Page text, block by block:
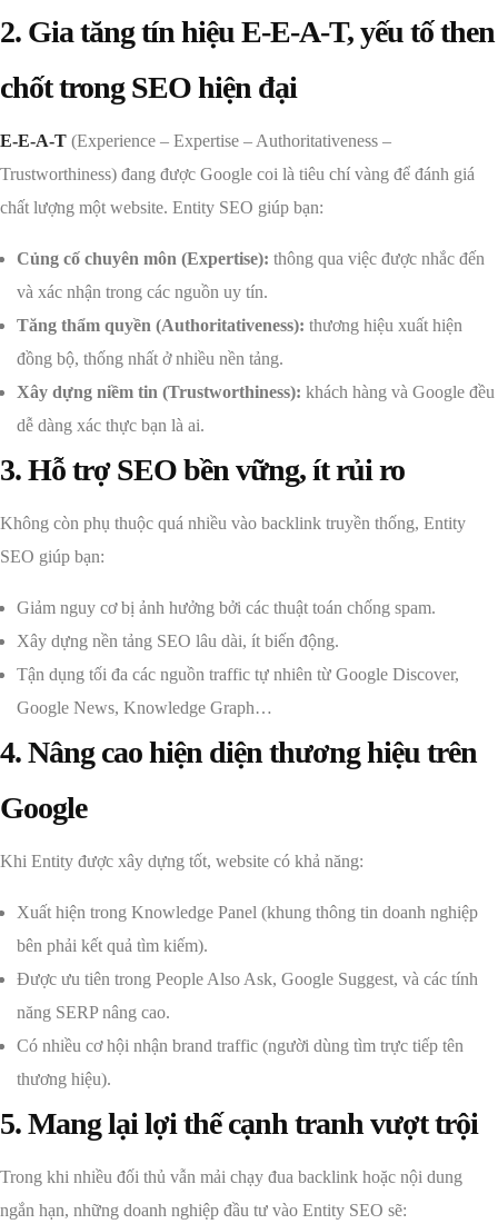
2. Gia tăng tín hiệu E-E-A-T, yếu tố then
chốt trong SEO hiện đại
E-E-A-T (Experience – Expertise – Authoritativeness –
Trustworthiness) đang được Google coi là tiêu chí vàng để đánh giá
chất lượng một website. Entity SEO giúp bạn:
Củng cố chuyên môn (Expertise): thông qua việc được nhắc đến
và xác nhận trong các nguồn uy tín.
Tăng thẩm quyền (Authoritativeness): thương hiệu xuất hiện
đồng bộ, thống nhất ở nhiều nền tảng.
Xây dựng niềm tin (Trustworthiness): khách hàng và Google đều
dễ dàng xác thực bạn là ai.
3. Hỗ trợ SEO bền vững, ít rủi ro
Không còn phụ thuộc quá nhiều vào backlink truyền thống, Entity
SEO giúp bạn:
Giảm nguy cơ bị ảnh hưởng bởi các thuật toán chống spam.
Xây dựng nền tảng SEO lâu dài, ít biến động.
Tận dụng tối đa các nguồn traffic tự nhiên từ Google Discover,
Google News, Knowledge Graph…
4. Nâng cao hiện diện thương hiệu trên
Google
Khi Entity được xây dựng tốt, website có khả năng:
Xuất hiện trong Knowledge Panel (khung thông tin doanh nghiệp
bên phải kết quả tìm kiếm).
Được ưu tiên trong People Also Ask, Google Suggest, và các tính
năng SERP nâng cao.
Có nhiều cơ hội nhận brand traffic (người dùng tìm trực tiếp tên
thương hiệu).
5. Mang lại lợi thế cạnh tranh vượt trội
Trong khi nhiều đối thủ vẫn mải chạy đua backlink hoặc nội dung
ngắn hạn, những doanh nghiệp đầu tư vào Entity SEO sẽ: